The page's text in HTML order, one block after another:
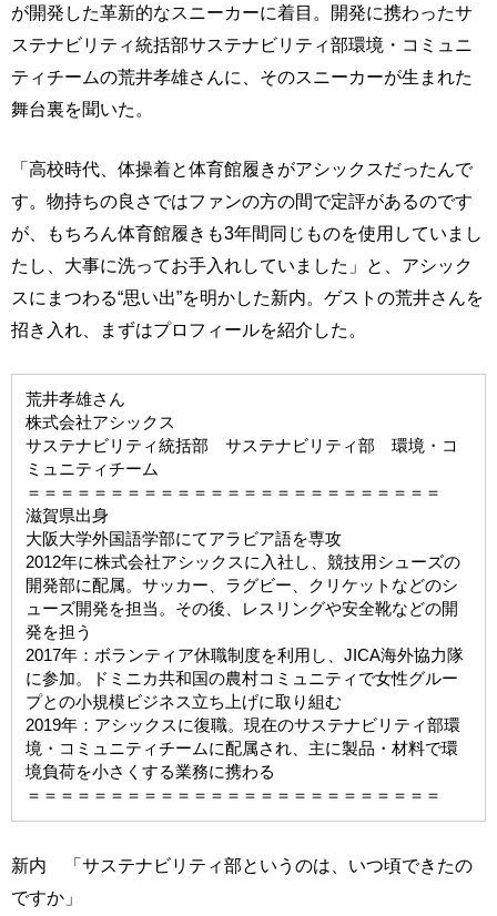
が開発した革新的なスニーカーに着目。開発に携わったサ
ステナビリティ統括部サステナビリティ部環境・コミュニ
ティチームの荒井孝雄さんに、そのスニーカーが生まれた
舞台裏を聞いた。
「高校時代、体操着と体育館履きがアシックスだったんで
す。物持ちの良さではファンの方の間で定評があるのです
が、もちろん体育館履きも3年間同じものを使用していまし
たし、大事に洗ってお手入れしていました」と、アシック
スにまつわる“思い出”を明かした新内。ゲストの荒井さんを
招き入れ、まずはプロフィールを紹介した。
荒井孝雄さん
株式会社アシックス
サステナビリティ統括部 サステナビリティ部 環境・コ
ミュニティチーム
＝＝＝＝＝＝＝＝＝＝＝＝＝＝＝＝＝＝＝＝＝＝＝＝＝
滋賀県出身
大阪大学外国語学部にてアラビア語を専攻
2012年に株式会社アシックスに入社し、競技用シューズの
開発部に配属。サッカー、ラグビー、クリケットなどのシ
ューズ開発を担当。その後、レスリングや安全靴などの開
発を担う
2017年：ボランティア休職制度を利用し、JICA海外協力隊
に参加。ドミニカ共和国の農村コミュニティで女性グルー
プとの小規模ビジネス立ち上げに取り組む
2019年：アシックスに復職。現在のサステナビリティ部環
境・コミュニティチームに配属され、主に製品・材料で環
境負荷を小さくする業務に携わる
＝＝＝＝＝＝＝＝＝＝＝＝＝＝＝＝＝＝＝＝＝＝＝＝＝
新内 「サステナビリティ部というのは、いつ頃できたの
ですか」